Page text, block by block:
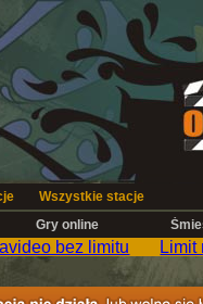
Wszystkie stacje
Gry online
bez limitu Limit